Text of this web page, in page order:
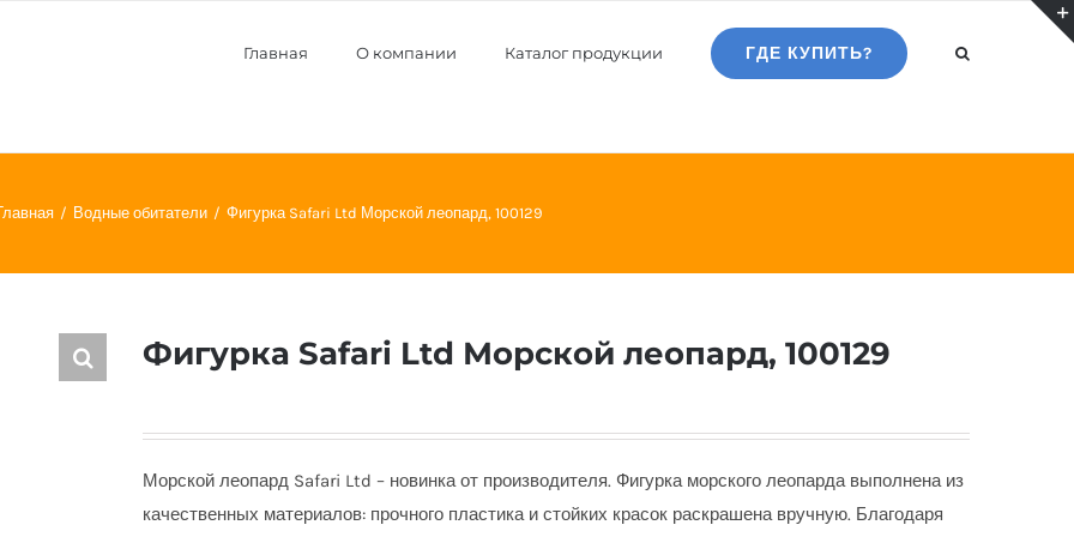
Главная О компании Каталог продукции ГДЕ КУПИТЬ?
Водные обитатели Фигурка Safari Ltd Морской леопард, 100129
Фигурка Safari Ltd Морской леопард, 100129
Морской леопард Safari Ltd – новинка от производителя. Фигурка морского леопарда выполнена из
качественных материалов: прочного пластика и стойких красок раскрашена вручную. Благодаря